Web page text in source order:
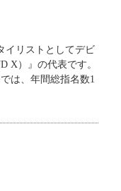
イリストとしてデビ
X）』の代表です。
は、年間総指名数1